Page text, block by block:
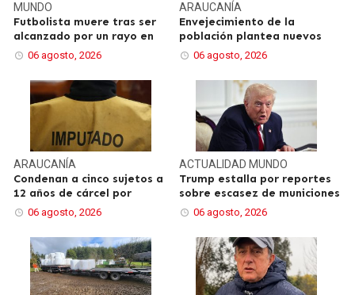
MUNDO
Futbolista muere tras ser
alcanzado por un rayo en
06 agosto, 2026
ARAUCANÍA
Envejecimiento de la
población plantea nuevos
06 agosto, 2026
ARAUCANÍA
Condenan a cinco sujetos a
12 años de cárcel por
06 agosto, 2026
ACTUALIDAD MUNDO
Trump estalla por reportes
sobre escasez de municiones
06 agosto, 2026